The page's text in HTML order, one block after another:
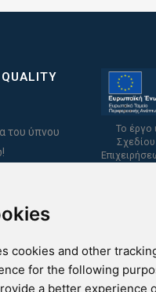
cookies and other
for the following
a better experience
του ύπνου
Το έργο